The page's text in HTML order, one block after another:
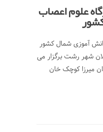
علوم اعصاب
آموزی شمال کشور
گیلان شهر رشت برگزار می
میرزا کوچک خان